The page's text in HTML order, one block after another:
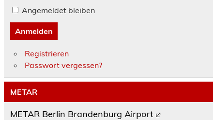
Angemeldet bleiben
Anmelden
Registrieren
Passwort vergessen?
METAR
METAR Berlin Brandenburg Airport